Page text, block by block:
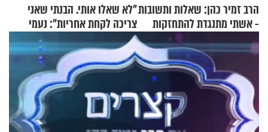
הרב זמיר כהן: שאלות ותשובות
- אשתי מתנגדת להתחזקות
שלי
"לא שאלו אותי. הבנתי שאני
צריכה לקחת אחריות": נעמי
בנט בריאיון אישי